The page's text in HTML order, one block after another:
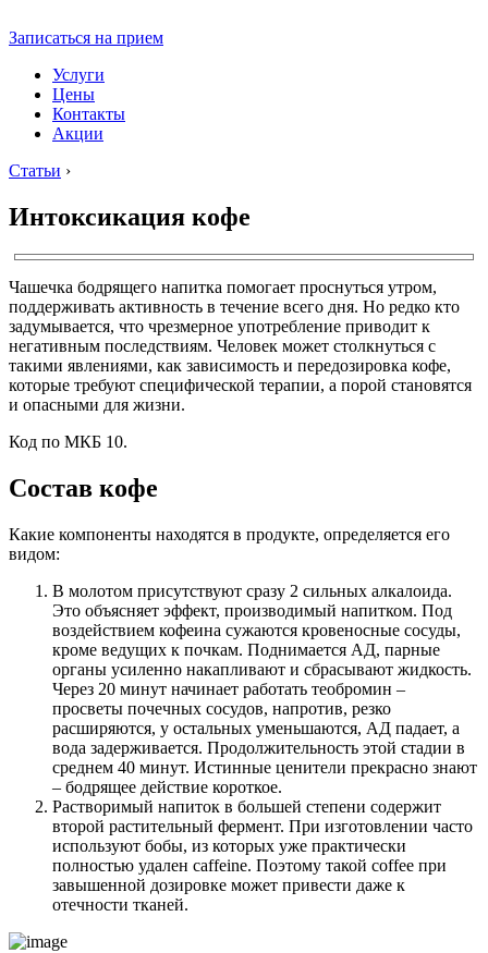
Записаться на прием
Услуги
Цены
Контакты
Акции
Статьи ›
Интоксикация кофе
Чашечка бодрящего напитка помогает проснуться утром,
поддерживать активность в течение всего дня. Но редко кто
задумывается, что чрезмерное употребление приводит к
негативным последствиям. Человек может столкнуться с
такими явлениями, как зависимость и передозировка кофе,
которые требуют специфической терапии, а порой становятся
и опасными для жизни.
Код по МКБ 10.
Состав кофе
Какие компоненты находятся в продукте, определяется его
видом:
В молотом присутствуют сразу 2 сильных алкалоида.
Это объясняет эффект, производимый напитком. Под
воздействием кофеина сужаются кровеносные сосуды,
кроме ведущих к почкам. Поднимается АД, парные
органы усиленно накапливают и сбрасывают жидкость.
Через 20 минут начинает работать теобромин –
просветы почечных сосудов, напротив, резко
расширяются, у остальных уменьшаются, АД падает, а
вода задерживается. Продолжительность этой стадии в
среднем 40 минут. Истинные ценители прекрасно знают
– бодрящее действие короткое.
Растворимый напиток в большей степени содержит
второй растительный фермент. При изготовлении часто
используют бобы, из которых уже практически
полностью удален caffeine. Поэтому такой coffee при
завышенной дозировке может привести даже к
отечности тканей.